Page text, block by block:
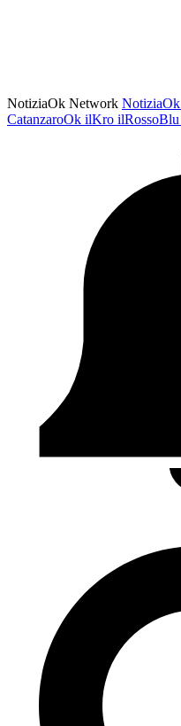
NotiziaOk Network NotiziaOk
CatanzaroOk ilKro ilRossoBlu